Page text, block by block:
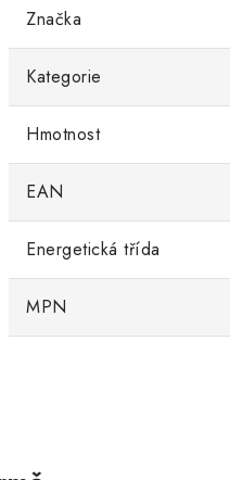
Značka
Kategorie
Hmotnost
EAN
Energetická třída
MPN